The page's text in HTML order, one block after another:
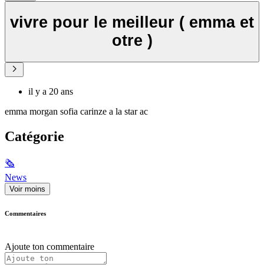
vivre pour le meilleur ( emma et
otre )
il y a 20 ans
emma morgan sofia carinze a la star ac
Catégorie
🗞
News
Voir moins
Commentaires
Ajoute ton commentaire